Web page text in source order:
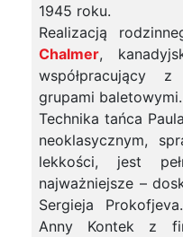
1945 roku.
Realizacją
Chalmer,
współpracujący
grupami baletowymi.
Technika tańca
neoklasycznym,
lekkości, jest
najważniejsze –
Sergieja
Anny Kontek z